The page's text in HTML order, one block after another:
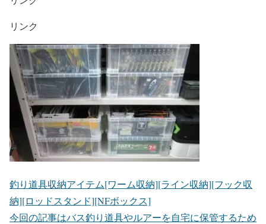
リンク
釣り道具収納アイテム[ワーム収納][ライン収納][フック収
納][ロッドスタンド][NFボックス]
今回の記事はバス釣り道具やルアーを自宅に保管するため